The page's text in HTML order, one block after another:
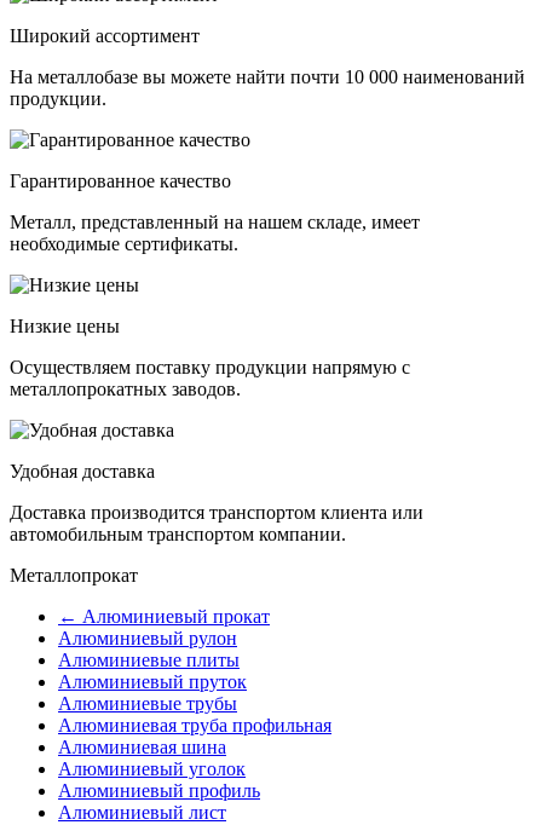
Широкий ассортимент
На металлобазе вы можете найти почти 10 000 наименований
продукции.
Гарантированное качество
Металл, представленный на нашем складе, имеет
необходимые сертификаты.
Низкие цены
Осуществляем поставку продукции напрямую с
металлопрокатных заводов.
Удобная доставка
Доставка производится транспортом клиента или
автомобильным транспортом компании.
Металлопрокат
← Алюминиевый прокат
Алюминиевый рулон
Алюминиевые плиты
Алюминиевый пруток
Алюминиевые трубы
Алюминиевая труба профильная
Алюминиевая шина
Алюминиевый уголок
Алюминиевый профиль
Алюминиевый лист